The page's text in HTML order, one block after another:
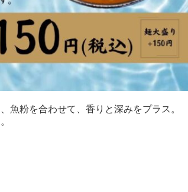
魚粉を合わせて、香りと深みをプラス。